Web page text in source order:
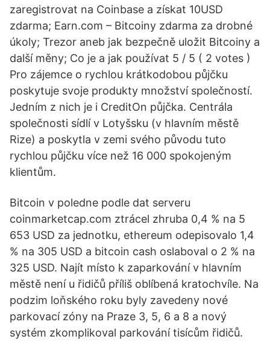
zaregistrovat na Coinbase a získat 10USD
zdarma; Earn.com – Bitcoiny zdarma za drobné
úkoly; Trezor aneb jak bezpečně uložit Bitcoiny a
další měny; Co je a jak používat 5 / 5 ( 2 votes )
Pro zájemce o rychlou krátkodobou půjčku
poskytuje svoje produkty množství společností.
Jedním z nich je i CreditOn půjčka. Centrála
společnosti sídlí v Lotyšsku (v hlavním městě
Rize) a poskytla v zemi svého původu tuto
rychlou půjčku více než 16 000 spokojeným
klientům.
Bitcoin v poledne podle dat serveru
coinmarketcap.com ztrácel zhruba 0,4 % na 5
653 USD za jednotku, ethereum odepisovalo 1,4
% na 305 USD a bitcoin cash oslaboval o 2 % na
325 USD. Najít místo k zaparkování v hlavním
městě není u řidičů příliš oblíbená kratochvíle. Na
podzim loňského roku byly zavedeny nové
parkovací zóny na Praze 3, 5, 6 a 8 a nový
systém zkomplikoval parkování tisícům řidičů.